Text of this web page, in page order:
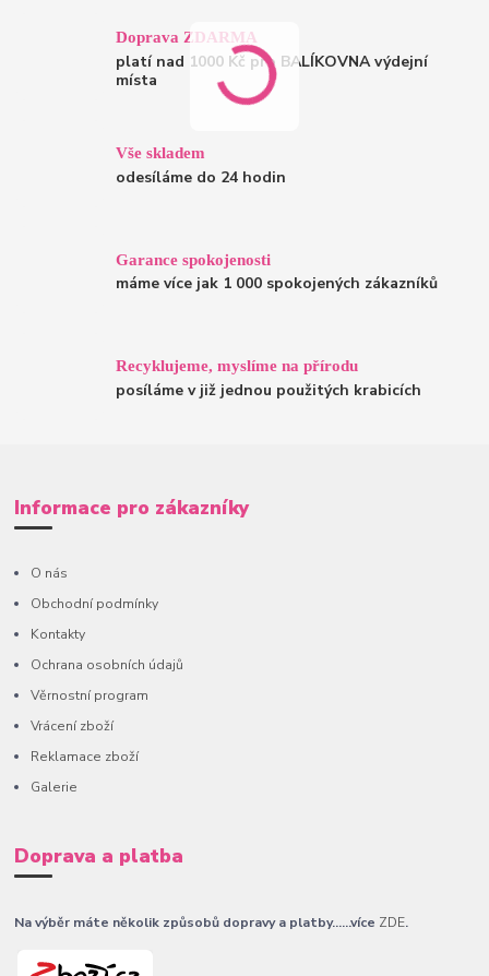
Doprava ZDARMA
platí nad 1000 Kč pro BALÍKOVNA výdejní
místa
Vše skladem
odesíláme do 24 hodin
Garance spokojenosti
máme více jak 1 000 spokojených zákazníků
Recyklujeme, myslíme na přírodu
posíláme v již jednou použitých krabicích
Informace pro zákazníky
O nás
Obchodní podmínky
Kontakty
Ochrana osobních údajů
Věrnostní program
Vrácení zboží
Reklamace zboží
Galerie
Doprava a platba
Na výběr máte několik způsobů dopravy a platby......více ZDE.